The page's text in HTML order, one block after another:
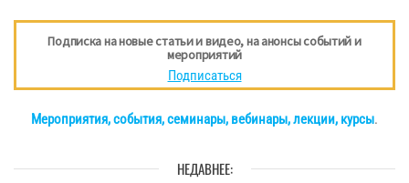
Подписка на новые статьи и видео, на анонсы событий и
мероприятий
Подписаться
Мероприятия, события, семинары, вебинары, лекции, курсы.
НЕДАВНЕЕ: